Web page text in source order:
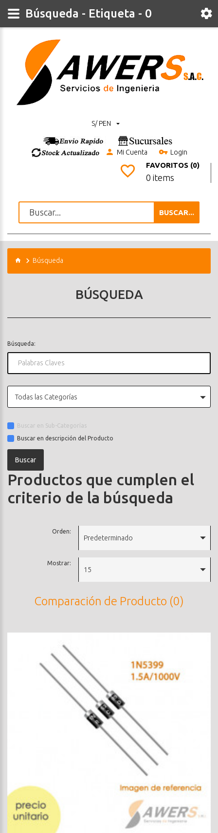
S/ PEN
Mi Cuenta Login
FAVORITOS (0)
0 items
BUSCAR...
Búsqueda
BÚSQUEDA
Búsqueda:
Todas las Categorías
Buscar en Sub-Categorías
Buscar en descripción del Producto
Productos que cumplen el
criterio de la búsqueda
Orden:
Predeterminado
Mostrar:
15
Comparación de Producto (0)
Búsqueda - Etiqueta - 0